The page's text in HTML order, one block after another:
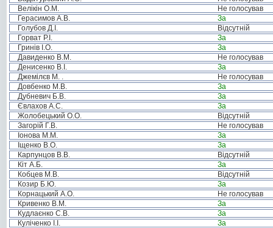
Велікін О.М.
Не голосував
Герасимов А.В.
За
Голубов Д.І.
Відсутній
Горват Р.І.
За
Гринів І.О.
За
Давиденко В.М.
Не голосував
Денисенко В.І.
За
Джемілєв М. .
Не голосував
Довбенко М.В.
За
Дубневич Б.В.
За
Євлахов А.С.
За
Жолобецький О.О.
Відсутній
Загорій Г.В.
Не голосував
Іонова М.М.
За
Іщенко В.О.
За
Карпунцов В.В.
Відсутній
Кіт А.Б.
За
Кобцев М.В.
Відсутній
Козир Б.Ю.
За
Корнацький А.О.
Не голосував
Кривенко В.М.
За
Кудлаєнко С.В.
За
Куліченко І.І.
За